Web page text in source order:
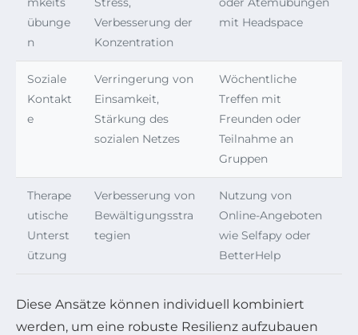
übunge
n
Verbesserung der
Konzentration
mit Headspace
Soziale
Kontakt
e
Verringerung von
Einsamkeit,
Stärkung des
sozialen Netzes
Wöchentliche
Treffen mit
Freunden oder
Teilnahme an
Gruppen
Therape
utische
Unterst
ützung
Verbesserung von
Bewältigungsstra
tegien
Nutzung von
Online-Angeboten
wie Selfapy oder
BetterHelp
Diese Ansätze können individuell kombiniert
werden, um eine robuste Resilienz aufzubauen